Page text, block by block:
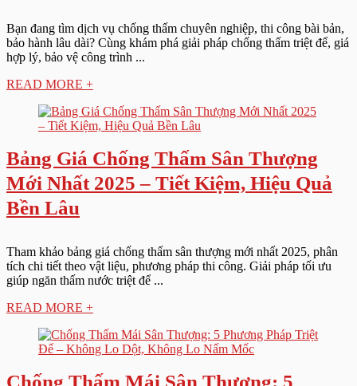
Bạn đang tìm dịch vụ chống thấm chuyên nghiệp, thi công bài bản,
bảo hành lâu dài? Cùng khám phá giải pháp chống thấm triệt để, giá
hợp lý, bảo vệ công trình ...
READ MORE +
Bảng Giá Chống Thấm Sân Thượng
Mới Nhất 2025 – Tiết Kiệm, Hiệu Quả
Bền Lâu
Tham khảo bảng giá chống thấm sân thượng mới nhất 2025, phân
tích chi tiết theo vật liệu, phương pháp thi công. Giải pháp tối ưu
giúp ngăn thấm nước triệt để ...
READ MORE +
Chống Thấm Mái Sân Thượng: 5